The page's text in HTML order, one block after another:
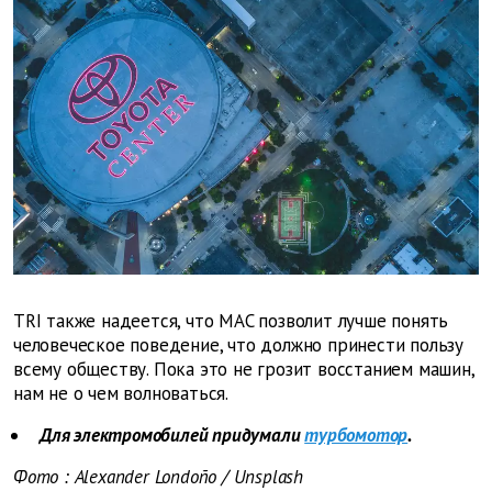
TRI также надеется, что MAC позволит лучше понять
человеческое поведение, что должно принести пользу
всему обществу. Пока это не грозит восстанием машин,
нам не о чем волноваться.
Для электромобилей придумалитурбомотор.
Фото : Alexander Londoño / Unsplash